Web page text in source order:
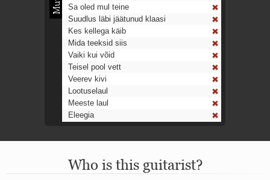
Sa oled mul teine
Suudlus läbi jäätunud klaasi
Kes kellega käib
Mida teeksid siis
Vaiki kui võid
Teisel pool vett
Veerev kivi
Lootuselaul
Meeste laul
Eleegia
Ahtumine
Mu isamaa on minu arm
Ma mustas öös näen...
Who is this guitarist?